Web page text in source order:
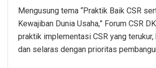
Mengusung tema “Praktik Baik CSR
Kewajiban Dunia Usaha,” Forum CSR
praktik implementasi CSR yang
dan selaras dengan prioritas